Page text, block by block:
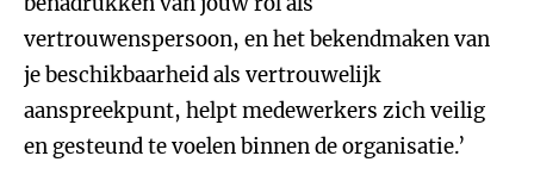
vertrouwenspersoon, en het bekendmaken van
je beschikbaarheid als vertrouwelijk
aanspreekpunt, helpt medewerkers zich veilig
en gesteund te voelen binnen de organisatie.’